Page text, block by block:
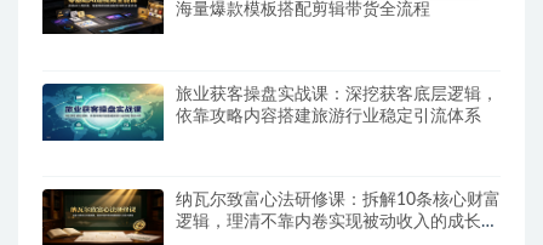
海量爆款模板搭配剪辑带货全流程
旅业获客操盘实战课：深挖获客底层逻辑，
依靠攻略内容搭建旅游行业稳定引流体系
纳瓦尔致富心法研修课：拆解10条核心财富
逻辑，理清不靠内卷实现被动收入的成长路